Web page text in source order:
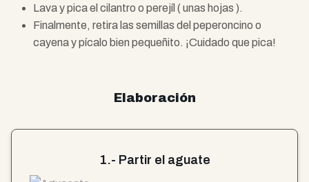
Lava y pica el cilantro o perejíl ( unas hojas ).
Finalmente, retira las semillas del peperoncino o
cayena y pícalo bien pequeñito. ¡Cuidado que pica!
Elaboración
1.- Partir el aguate